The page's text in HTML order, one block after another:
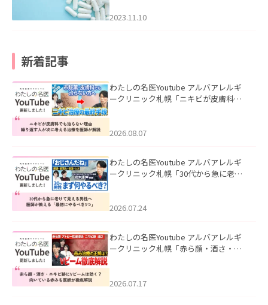
2023.11.10
新着記事
わたしの名医Youtube アルバアレルギ
ークリニック札幌「ニキビが皮膚科で
ました。
2026.08.07
わたしの名医Youtube アルバアレルギ
ークリニック札幌「30代から急に老け
た。
2026.07.24
わたしの名医Youtube アルバアレルギ
ークリニック札幌「赤ら顔・酒さ・ニ
した。
2026.07.17